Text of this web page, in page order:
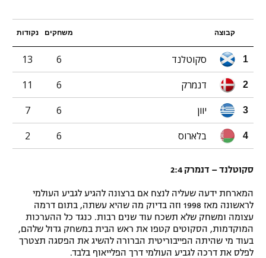
קבוצה משחקים נקודות
1 סקוטלנד 6
13
2 דנמרק 6
11
3 יוון 6
7
4 בלארוס 6
2
סקוטלנד – דנמרק 2:4
המארחת ידעה שעליה לנצח אם ברצונה להגיע לגביע העולמי
לראשונה מאז 1998 וזה בדיוק מה שהיא עשתה, בתום דרמה
עצומה ומשחק שלא תשכח עוד שנים רבות. כנגד כל ההערכות
המוקדמות, הסקוטים קטפו את ראש הבית במשחק גדול שלהם,
בעוד מי שהיתה הפייבוריטית הברורה להשיג את הפסגה תצטרך
לפלס את דרכה לגביע העולמי דרך הפלייאוף בלבד.